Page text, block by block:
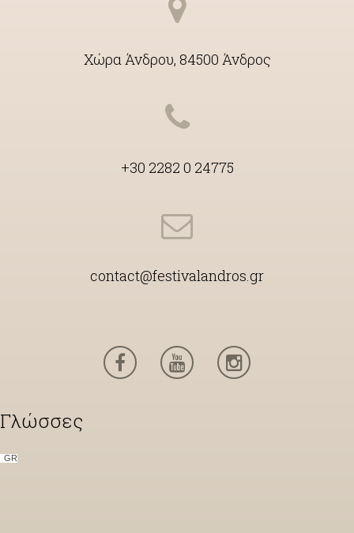
Χώρα Άνδρου, 84500 Άνδρος
+30 2282 0 24775
contact@festivalandros.gr
Γλώσσες
GR